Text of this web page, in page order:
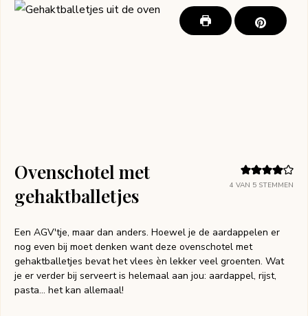
4 VAN 5 STEMMEN
Ovenschotel met
gehaktballetjes
Een AGV'tje, maar dan anders. Hoewel je de aardappelen er
nog even bij moet denken want deze ovenschotel met
gehaktballetjes bevat het vlees èn lekker veel groenten. Wat
je er verder bij serveert is helemaal aan jou: aardappel, rijst,
pasta… het kan allemaal!